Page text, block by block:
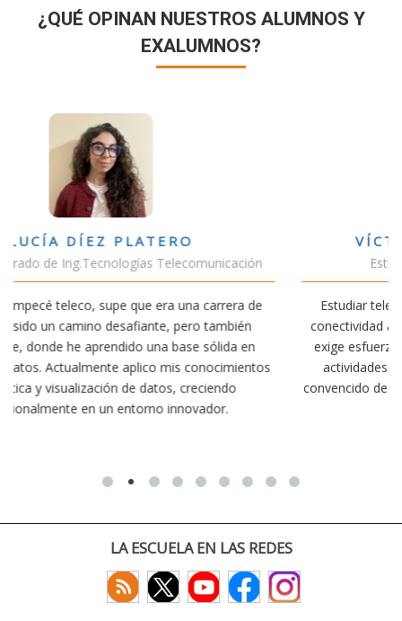
¿QUÉ OPINAN NUESTROS ALUMNOS Y
EXALUMNOS?
de
en
VÍCTOR SÁNCHEZ VALENCIA
Estudiante Doble Grado Teleco-ADE
Estudiar teleco me ha permitido comprender cómo la
conectividad afecta nuestra vida diaria. Aunque la
exige esfuerzo, he dedicado parte de mi tiempo a
actividades como el salvamento y socorrismo. Estoy
convencido de que elegir teleco ha sido una de las
decisiones que he tomado.
LA ESCUELA EN LAS REDES